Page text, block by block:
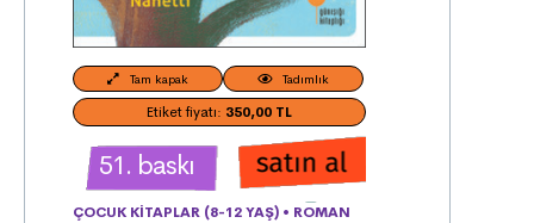
Tam kapak Tadımlık
Etiket fiyatı: 350,00 TL
51. baskı
ÇOCUK KITAPLAR (8-12 YAŞ) • ROMAN